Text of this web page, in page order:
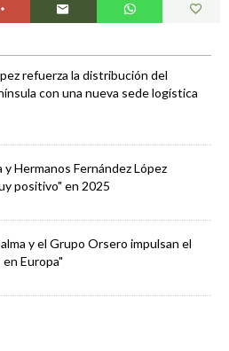
refuerza la distribución del
con una nueva sede logística
y Hermanos Fernández López
positivo" en 2025
y el Grupo Orsero impulsan el
Europa"